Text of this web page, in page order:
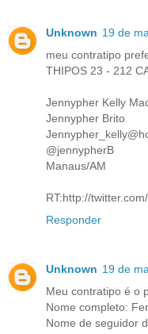
Unknown 19 de
meu contratipo
THIPOS 23 - 212
Jennypher Kelly
Jennypher Brito
@jennypherB
Manaus/AM
RT:http://
Responder
Unknown 19 de
Meu contratipo é o
Nome completo:
Nome de seguidor